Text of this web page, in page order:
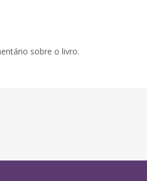
sobre o livro.